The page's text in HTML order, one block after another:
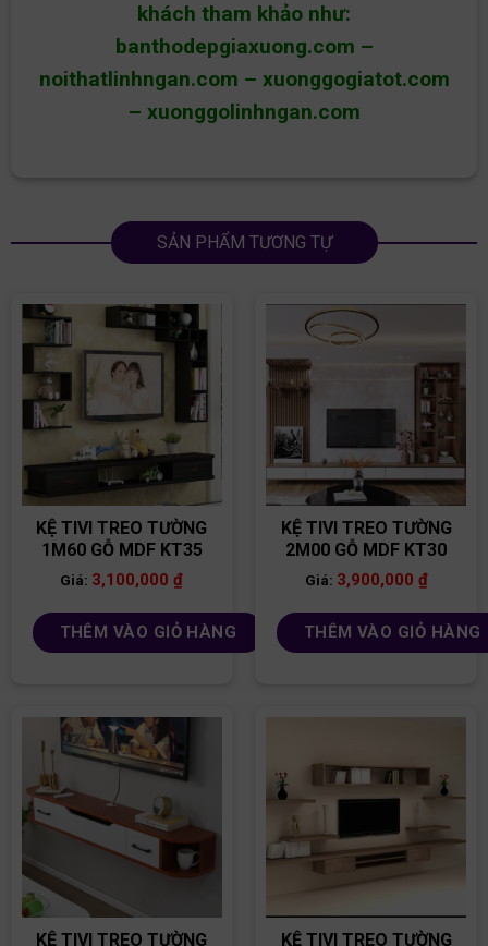
khách tham khảo như:
banthodepgiaxuong.com –
noithatlinhngan.com – xuonggogiatot.com
– xuonggolinhngan.com
SẢN PHẨM TƯƠNG TỰ
KỆ TIVI TREO TƯỜNG
1M60 GỖ MDF KT35
Giá: 3,100,000₫
THÊM VÀO GIỎ HÀNG
KỆ TIVI TREO TƯỜNG
2M00 GỖ MDF KT30
Giá: 3,900,000 ₫
THÊM VÀO GIỎ HÀNG
KỆ TIVI TREO TƯỜNG KỆ TIVI TREO TƯỜNG